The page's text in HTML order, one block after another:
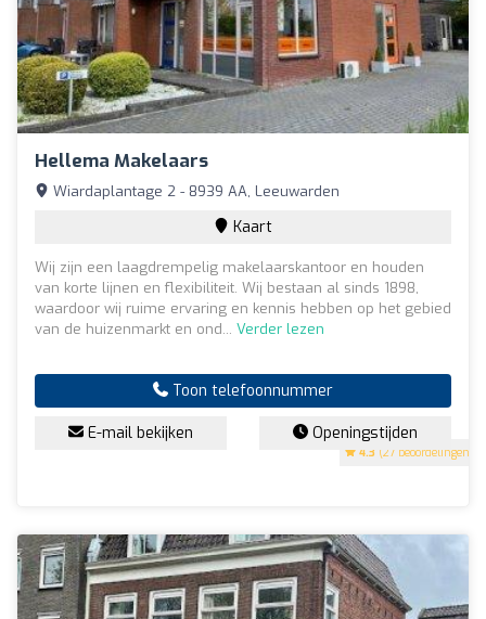
Hellema Makelaars
4.3 (27 beoordelingen)
Wiardaplantage 2 - 8939 AA, Leeuwarden
Kaart
Wij zijn een laagdrempelig makelaarskantoor en houden
van korte lijnen en flexibiliteit. Wij bestaan al sinds 1898,
waardoor wij ruime ervaring en kennis hebben op het gebied
van de huizenmarkt en ond... Verder lezen
Toon telefoonnummer
E-mail bekijken Openingstijden